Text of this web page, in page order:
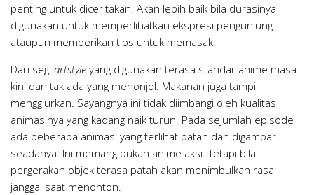
penting untuk diceritakan. Akan lebih baik bila durasinya
digunakan untuk memperlihatkan ekspresi pengunjung
ataupun memberikan tips untuk memasak.
Dari segi artstyle yang digunakan terasa standar anime masa
kini dan tak ada yang menonjol. Makanan juga tampil
menggiurkan. Sayangnya ini tidak diimbangi oleh kualitas
animasinya yang kadang naik turun. Pada sejumlah episode
ada beberapa animasi yang terlihat patah dan digambar
seadanya. Ini memang bukan anime aksi. Tetapi bila
pergerakan objek terasa patah akan menimbulkan rasa
janggal saat menonton.